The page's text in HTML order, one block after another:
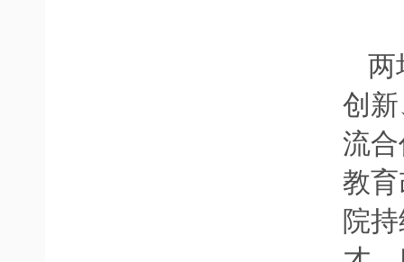
两
创
流
教
院